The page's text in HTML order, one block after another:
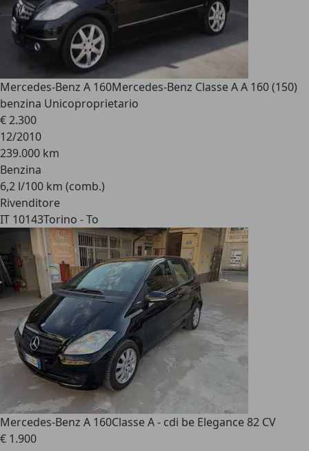
Mercedes-Benz A 160Mercedes-Benz Classe A A 160 (150)
benzina Unicoproprietario
€ 2.300
12/2010
239.000 km
Benzina
6,2 l/100 km (comb.)
Rivenditore
IT 10143Torino - To
Mercedes-Benz A 160Classe A - cdi be Elegance 82 CV
€ 1.900